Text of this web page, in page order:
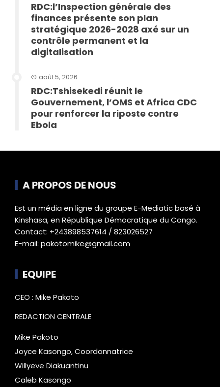
RDC:l’Inspection générale des
finances présente son plan
stratégique 2026-2028 axé sur un
contrôle permanent et la
digitalisation
août 5, 2026
RDC:Tshisekedi réunit le
Gouvernement, l’OMS et Africa CDC
pour renforcer la riposte contre
Ebola
A PROPOS DE NOUS
Est un média en ligne du groupe E-Mediatic basé à
Kinshasa, en République Démocratique du Congo.
Contact: +243898537614 / 823026527
E-mail: pakotomike@gmail.com
EQUIPE
CEO : Mike Pakoto
REDACTION CENTRALE
Mike Pakoto
Joyce Kasongo, Coordonnatrice
Willyeve Diakuantinu
Caleb Kasongo